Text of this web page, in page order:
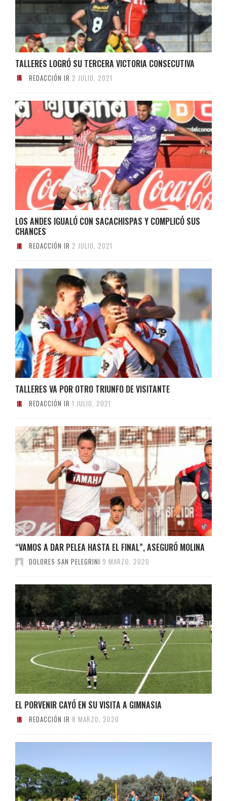
TALLERES LOGRÓ SU TERCERA VICTORIA CONSECUTIVA
REDACCIÓN IR 2 JULIO, 2021
LOS ANDES IGUALÓ CON SACACHISPAS Y COMPLICÓ SUS
CHANCES
REDACCIÓN IR 2 JULIO, 2021
TALLERES VA POR OTRO TRIUNFO DE VISITANTE
REDACCIÓN IR 1 JULIO, 2021
“VAMOS A DAR PELEA HASTA EL FINAL”, ASEGURÓ MOLINA
DOLORES SAN PELEGRINI 9 MARZO, 2020
EL PORVENIR CAYÓ EN SU VISITA A GIMNASIA
REDACCIÓN IR 8 MARZO, 2020